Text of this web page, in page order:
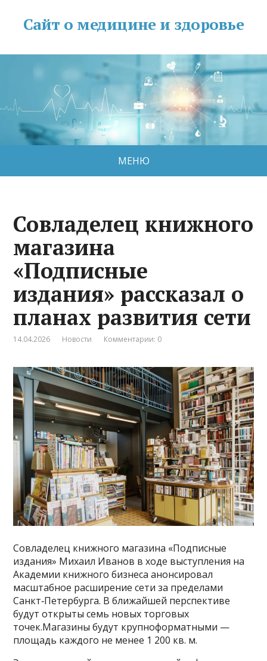
Сайт о медицине и здоровье
МЕНЮ
Совладелец книжного
магазина
«Подписные
издания» рассказал о
планах развития сети
14.04.2026 Новости Комментарии: 0
Совладелец книжного магазина «Подписные
издания» Михаил Иванов в ходе выступления на
Академии книжного бизнеса анонсировал
масштабное расширение сети за пределами
Санкт‑Петербурга. В ближайшей перспективе
будут открыты семь новых торговых
точек.Магазины будут крупноформатными —
площадь каждого не менее 1 200 кв. м.